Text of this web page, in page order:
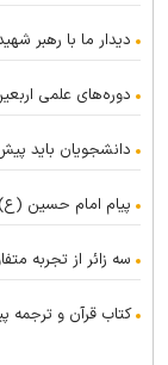
دیدار ما با رهبر
دوره‌های علمی
دانشجویان باید
پیام امام حسین
سه زائر از تجربه
کتاب قرآن و ترجمه